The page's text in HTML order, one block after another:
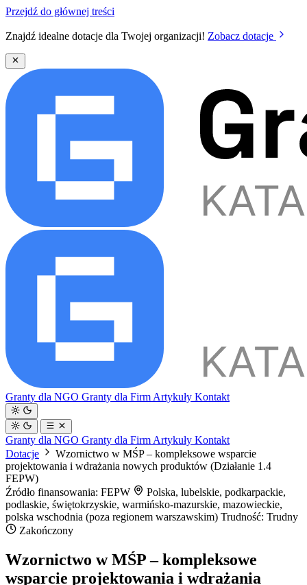
Przejdź do głównej treści
Znajdź idealne dotacje dla Twojej organizacji! Zobacz dotacje
Granty dla NGO Granty dla Firm Artykuły Kontakt
Granty dla NGO Granty dla Firm Artykuły Kontakt
Dotacje
Wzornictwo w MŚP – kompleksowe wsparcie
projektowania i wdrażania nowych produktów (Działanie 1.4
FEPW)
Źródło finansowania: FEPW
Polska, lubelskie, podkarpackie,
podlaskie, świętokrzyskie, warmińsko-mazurskie, mazowieckie,
polska wschodnia (poza regionem warszawskim) Trudność: Trudny
Zakończony
Wzornictwo w MŚP – kompleksowe
wsparcie projektowania i wdrażania